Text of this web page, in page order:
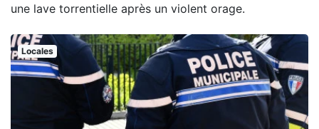
une lave torrentielle après un violent orage.
Locales